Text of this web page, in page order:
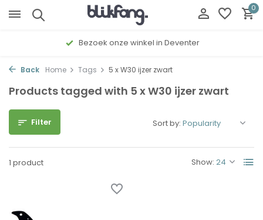
0
Bezoek onze winkel in Deventer
Back Home Tags 5 x W30 ijzer zwart
Products tagged with 5 x W30 ijzer zwart
Filter
1 product Show:
Sort by: